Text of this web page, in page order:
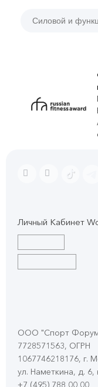
Силовой и
Личный Кабинет
ООО "Спорт
7728571563, ОГРН
1067746218176, г.
ул. Наметкина, д. 6,
+7 (495) 788 00 00